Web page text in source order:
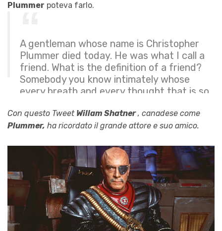
Plummer poteva farlo.
A gentleman whose name is Christopher
Plummer died today. He was what I call a
friend. What is the definition of a friend?
Somebody you know intimately whose
every breath and every thought that is so
whose life is…
pic.twitter.com/VodBKXm5Uz
— William Shatner (@WilliamShatner)
February 5, 2021
Con questo Tweet Willam Shatner, canadese come
Plummer, ha ricordato il grande attore e suo amico.